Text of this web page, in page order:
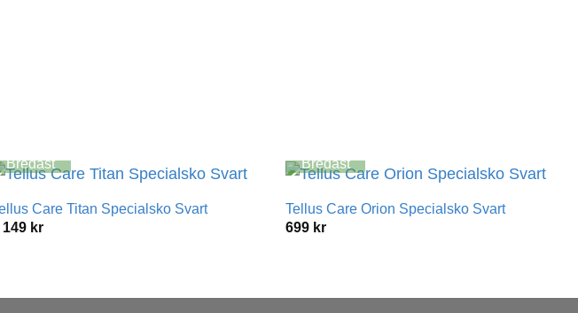
Bredast
Care Titan Specialsko Svart
149 kr
Bredast
Tellus Care Orion Specialsko Svart
699 kr